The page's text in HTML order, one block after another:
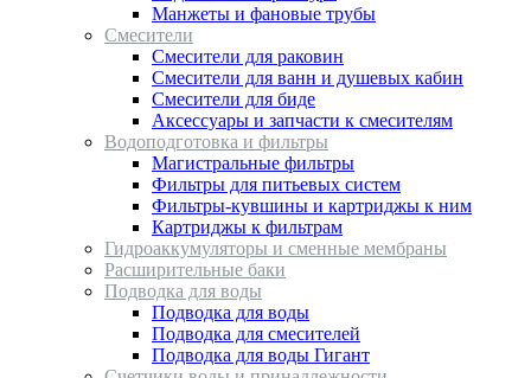
Манжеты и фановые трубы
Смесители
Смесители для раковин
Смесители для ванн и душевых кабин
Смесители для биде
Аксессуары и запчасти к смесителям
Водоподготовка и фильтры
Магистральные фильтры
Фильтры для питьевых систем
Фильтры-кувшины и картриджы к ним
Картриджы к фильтрам
Гидроаккумуляторы и сменные мембраны
Расширительные баки
Подводка для воды
Подводка для воды
Подводка для смесителей
Подводка для воды Гигант